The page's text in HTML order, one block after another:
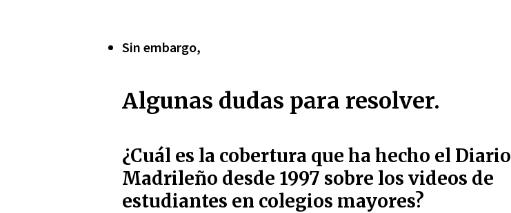
Sin embargo,
Algunas dudas para resolver.
¿Cuál es la cobertura que ha hecho el Diario
Madrileño desde 1997 sobre los videos de
estudiantes en colegios mayores?